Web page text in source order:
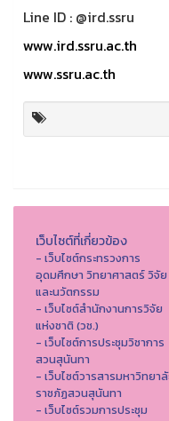
Line ID : @ird.ssru
www.ird.ssru.ac.th
www.ssru.ac.th
เว็บไซต์ที่เกี่ยวข้อง
- เว็บไซต์กระทรวงการ
อุดมศึกษา วิทยาศาสตร์ วิจัย
และนวัตกรรม
- เว็บไซต์สำนักงานการวิจัย
แห่งชาติ (วช.)
- เว็บไซต์การประชุมวิชาการ
สวนสุนันทา
- เว็บไซต์วารสารมหาวิทยา
ราชภัฏสวนสุนันทา
- เว็บไซต์รวมการประชุม